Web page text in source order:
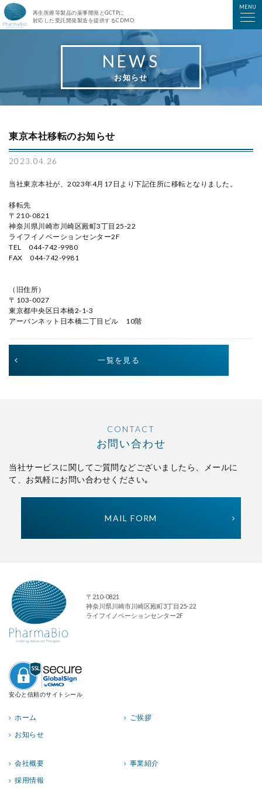
MENU
ファーマバイオ株式会社
再生医療等製品の薬事開発とGCTPに
対応した受託開発製造を提供するCDMO
NEWS
お知らせ
東京本社移転のお知らせ
2023.04.26
当社東京本社が、2023年4月17日より下記住所に移転となりました。
移転先
〒210-0821
神奈川県川崎市川崎区殿町3丁目25-22
ライフイノベーションセンター2F
TEL 044-742-9980
FAX 044-742-9981
（旧住所）
〒103-0027
東京都中央区日本橋2-1-3
アーバンネット日本橋二丁目ビル 10階
一覧を見る
CONTACT
お問い合わせ
当社サービスに関してご質問などございましたら、
メールに
て、お気軽にお問い合わせください｡
MAIL FORM
〒210-0821
神奈川県川崎市川崎区殿町3丁目25-22
ライフイノベーションセンター2F
安心と信頼のサイトシール
ホーム
ご挨拶
お知らせ
会社概要
事業紹介
採用情報